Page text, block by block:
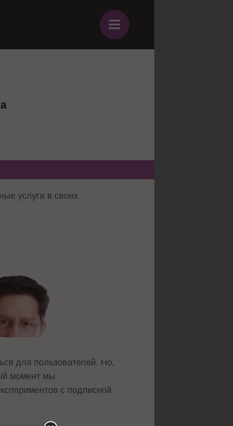
≡
услуги в своих
для пользователей. Но,
момент мы
с подписной